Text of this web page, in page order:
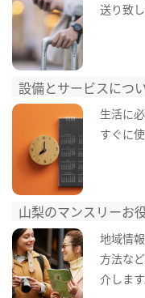
送り致し
設備とサービスにつ
生活に
すぐに
山梨のマンスリーお
地域情
方法な
介します